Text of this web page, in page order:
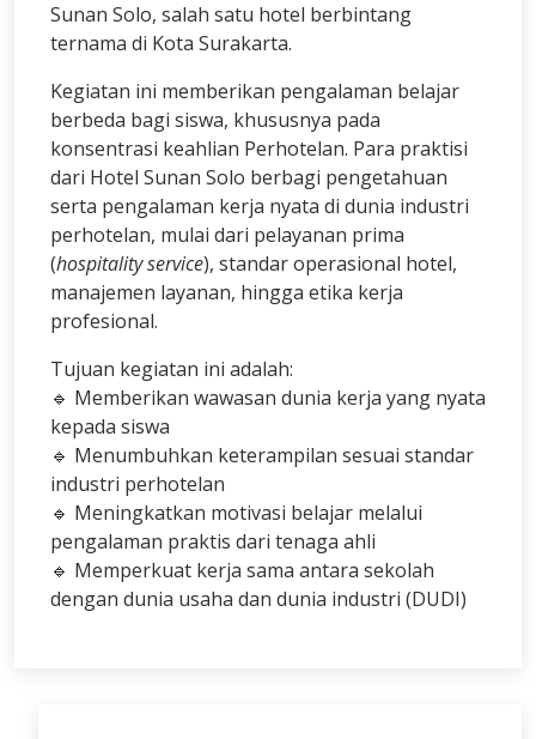
Sunan Solo, salah satu hotel berbintang
ternama di Kota Surakarta.
Kegiatan ini memberikan pengalaman belajar
berbeda bagi siswa, khususnya pada
konsentrasi keahlian Perhotelan. Para praktisi
dari Hotel Sunan Solo berbagi pengetahuan
serta pengalaman kerja nyata di dunia industri
perhotelan, mulai dari pelayanan prima
(hospitality service), standar operasional hotel,
manajemen layanan, hingga etika kerja
profesional.
Tujuan kegiatan ini adalah:
🔹 Memberikan wawasan dunia kerja yang nyata
kepada siswa
🔹 Menumbuhkan keterampilan sesuai standar
industri perhotelan
🔹 Meningkatkan motivasi belajar melalui
pengalaman praktis dari tenaga ahli
🔹 Memperkuat kerja sama antara sekolah
dengan dunia usaha dan dunia industri (DUDI)